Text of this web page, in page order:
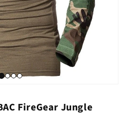
FireGear Jungle